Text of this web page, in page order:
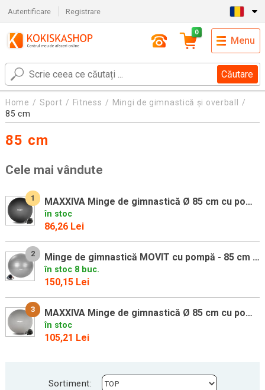
Autentificare Registrare
Căutare
0
Menu
Home Sport Fitness
Mingi de gimnastică și overball
85 cm
85 cm
Cele mai vândute
1 MAXXIVA Minge de gimnastică Ø 85 cm cu pompă, neagră
în stoc
86,26 Lei
2 Minge de gimnastică MOVIT cu pompă - 85 cm - gri
în stoc 8 buc.
150,15 Lei
3 MAXXIVA Minge de gimnastică Ø 85 cm cu pompă, argintie
în stoc
105,21 Lei
Sortiment: